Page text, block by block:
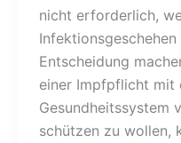
nicht erforderlich,
Entscheidung
einer Impfpflicht mit
Gesundheitssystem
schützen zu wollen,